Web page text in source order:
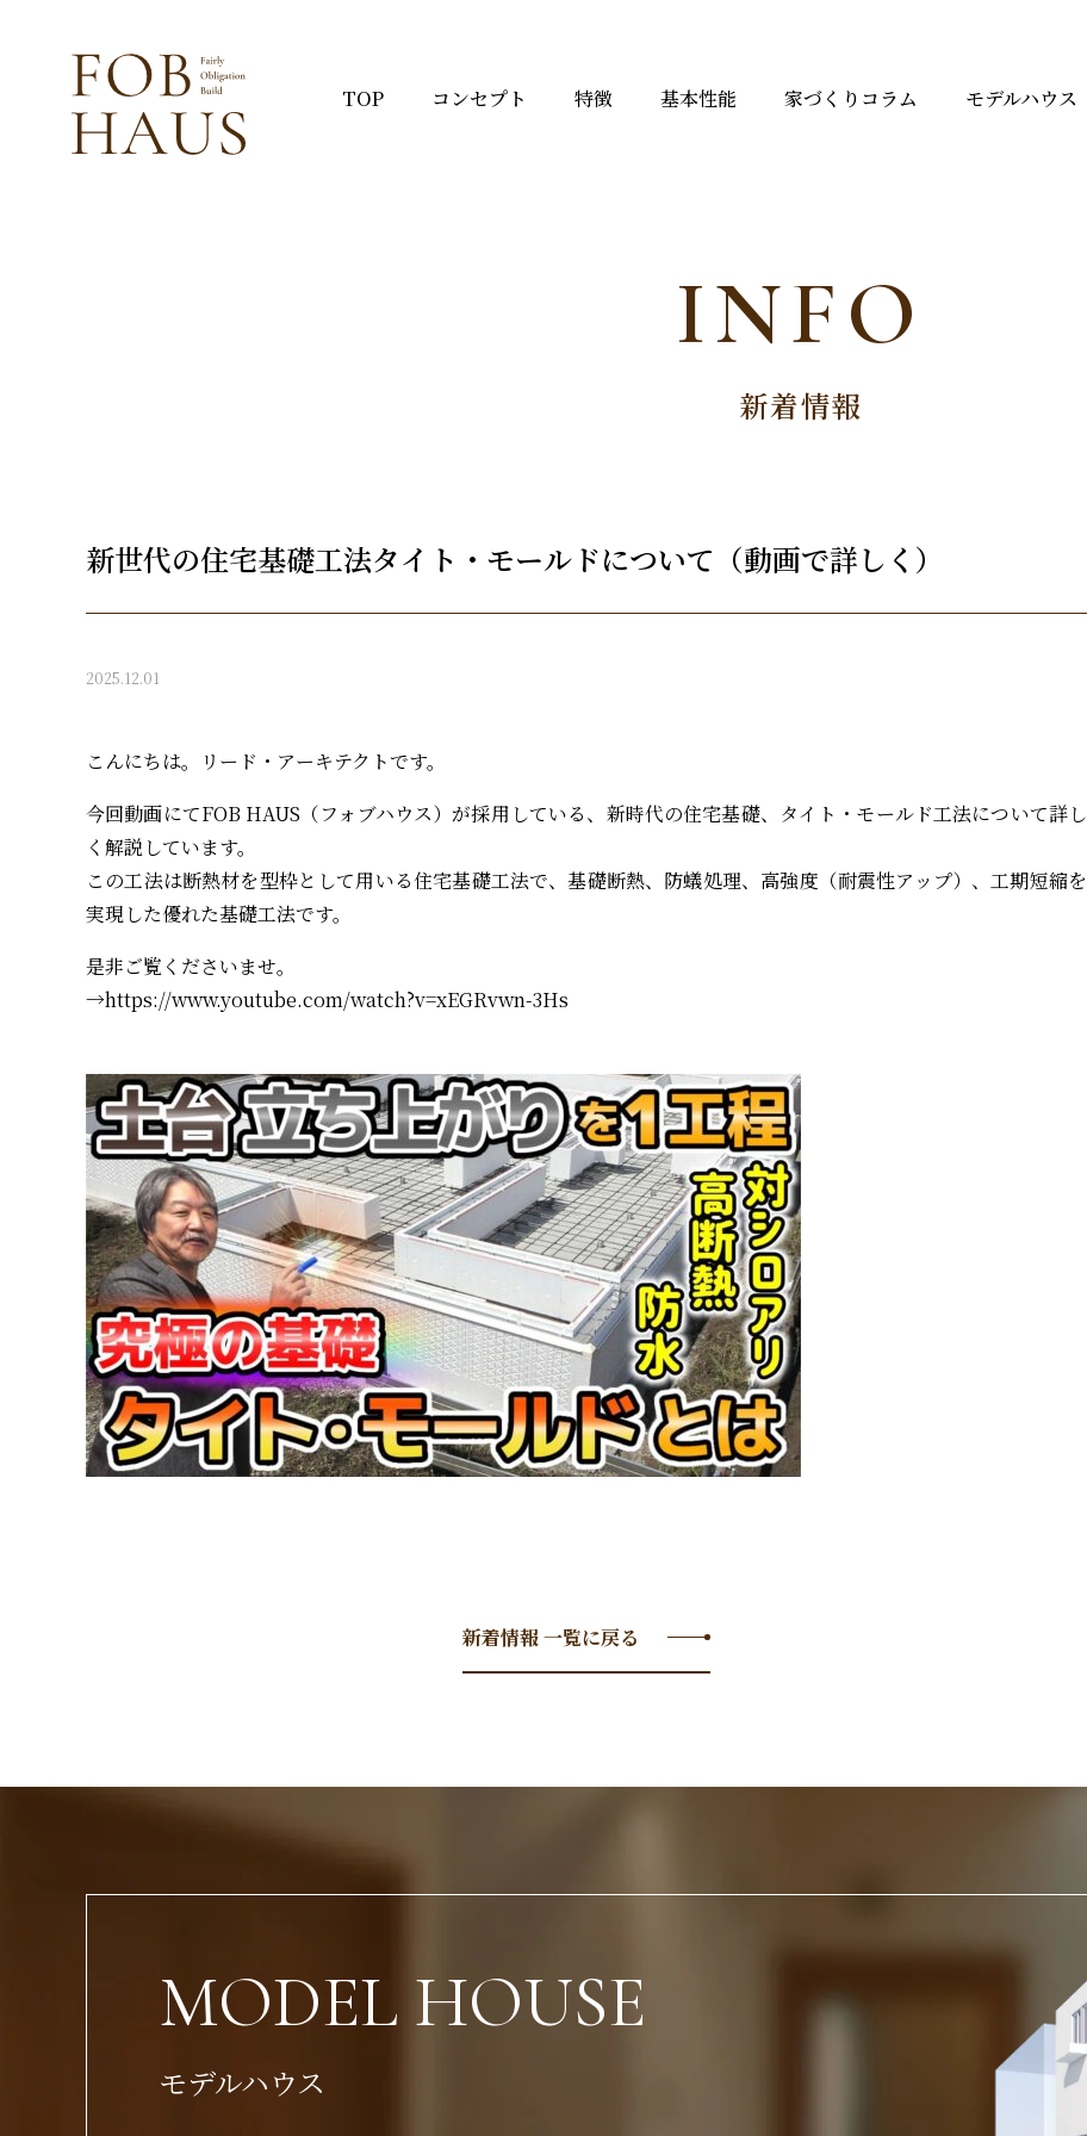
TOP コンセプト 特徴 基本性能 家づくりコラム モデルハウス
INFO
新着情報
新世代の住宅基礎工法タイト・モールドについて（動画で詳しく）
2025.12.01
こんにちは。リード・アーキテクトです。
今回動画にてFOB HAUS（フォブハウス）が採用している、新時代の住宅基礎、タイト・モールド工法について詳し
く解説しています。
この工法は断熱材を型枠として用いる住宅基礎工法で、基礎断熱、防蟻処理、高強度（耐震性アップ）、工期短縮を
実現した優れた基礎工法です。
是非ご覧くださいませ。
→https://www.youtube.com/watch?v=xEGRvwn-3Hs
新着情報 一覧に戻る
MODEL HOUSE
モデルハウス